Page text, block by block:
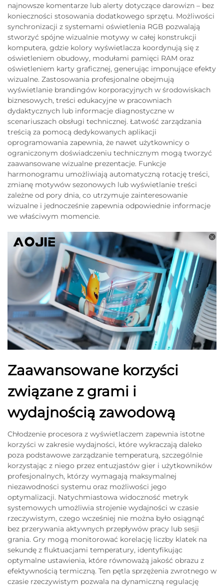
najnowsze komentarze lub alerty dotyczące darowizn – bez
konieczności stosowania dodatkowego sprzętu. Możliwości
synchronizacji z systemami oświetlenia RGB pozwalają
stworzyć spójne wizualnie motywy w całej konstrukcji
komputera, gdzie kolory wyświetlacza koordynują się z
oświetleniem obudowy, modułami pamięci RAM oraz
oświetleniem karty graficznej, generując imponujące efekty
wizualne. Zastosowania profesjonalne obejmują
wyświetlanie brandingów korporacyjnych w środowiskach
biznesowych, treści edukacyjne w pracowniach
dydaktycznych lub informacje diagnostyczne w
scenariuszach obsługi technicznej. Łatwość zarządzania
treścią za pomocą dedykowanych aplikacji
oprogramowania zapewnia, że nawet użytkownicy o
ograniczonym doświadczeniu technicznym mogą tworzyć
zaawansowane wizualne prezentacje. Funkcje
harmonogramu umożliwiają automatyczną rotację treści,
zmianę motywów sezonowych lub wyświetlanie treści
zależne od pory dnia, co utrzymuje zainteresowanie
wizualne i jednocześnie zapewnia odpowiednie informacje
we właściwym momencie.
Zaawansowane korzyści
związane z grami i
wydajnością zawodową
Chłodzenie procesora z wyświetlaczem zapewnia istotne
korzyści w zakresie wydajności, które wykraczają daleko
poza podstawowe zarządzanie temperaturą, szczególnie
korzystając z niego przez entuzjastów gier i użytkowników
profesjonalnych, którzy wymagają maksymalnej
niezawodności systemu oraz możliwości jego
optymalizacji. Natychmiastowa widoczność metryk
systemowych umożliwia strojenie wydajności w czasie
rzeczywistym, czego wcześniej nie można było osiągnąć
bez przerywania aktywnych przepływów pracy lub sesji
grania. Gry mogą monitorować korelację liczby klatek na
sekundę z fluktuacjami temperatury, identyfikując
optymalne ustawienia, które równoważą jakość obrazu z
efektywnością termiczną. Ten pętla sprzężenia zwrotnego w
czasie rzeczywistym pozwala na dynamiczną regulację